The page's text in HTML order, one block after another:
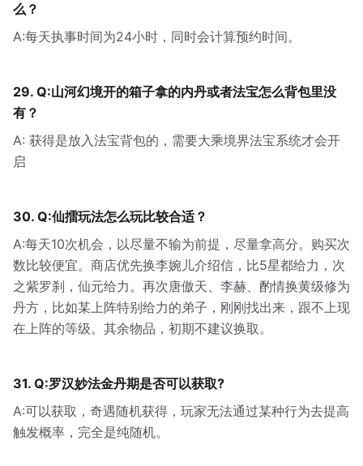
么？
A:每天执事时间为24小时，同时会计算预约时间。
29. Q:山河幻境开的箱子拿的内丹或者法宝怎么背包里没
有？
A: 获得是放入法宝背包的，需要大乘境界法宝系统才会开
启
30. Q:仙擂玩法怎么玩比较合适？
A:每天10次机会，以尽量不输为前提，尽量拿高分。购买次
数比较便宜。商店优先换李婉儿介绍信，比5星都给力，次
之紫罗刹，仙元给力。再次唐傲天、李赫、酌情换黄级修为
丹方，比如某上阵特别给力的弟子，刚刚找出来，跟不上现
在上阵的等级。其余物品，初期不建议换取。
31. Q:罗汉妙法金丹期是否可以获取?
A:可以获取，奇遇随机获得，玩家无法通过某种行为去提高
触发概率，完全是纯随机。